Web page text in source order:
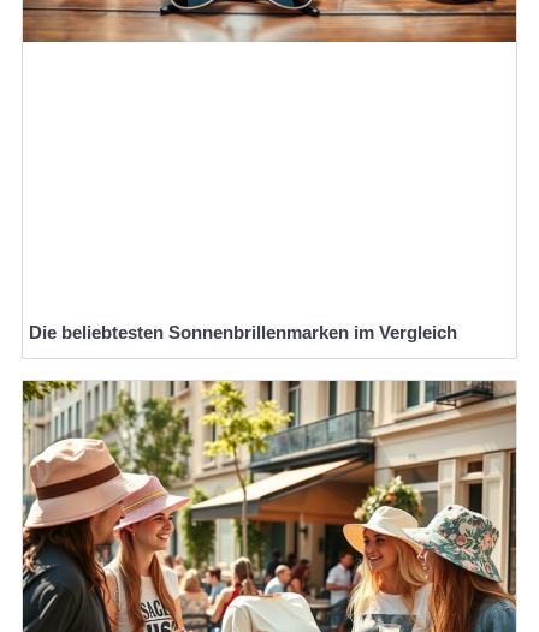
Die beliebtesten Sonnenbrillenmarken im Vergleich